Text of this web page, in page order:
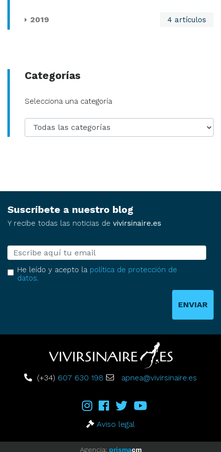
2019 4 artículos
Categorías
Categoría
Selecciona una categoría
Suscríbete a nuestro blog
Y recibe todas las noticias de vivirsinaire.es
E-mail
He leído y acepto la política de protección de
datos
ENVIAR
(+34) 607 630 198 apnea@vivirsinaire.es
Aviso legal
Agencia: prismacm